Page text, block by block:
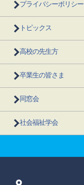
プライバシーポリシー
トピックス
高校の先生方
卒業生の皆さま
同窓会
社会福祉学会